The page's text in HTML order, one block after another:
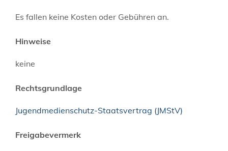
Es fallen keine Kosten oder Gebühren an.
Hinweise
keine
Rechtsgrundlage
Jugendmedienschutz-Staatsvertrag (JMStV)
Freigabevermerk